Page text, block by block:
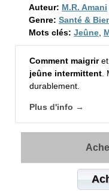
Auteur: M.R. Amani
Genre: Santé &
Mots clés: Jeûne,
Comment maigriret
jeûne intermittent.
durablement.
Plus d'info →